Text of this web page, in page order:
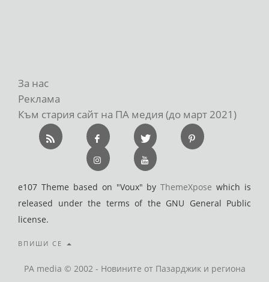
За нас
Реклама
Към стария сайт на ПА медия (до март 2021)
e107 Theme based on "Voux" byThemeXpose which is
released under the terms of the GNU General Public
license.
ВПИШИ СЕ
PA media © 2002 - Новините от Пазарджик и региона